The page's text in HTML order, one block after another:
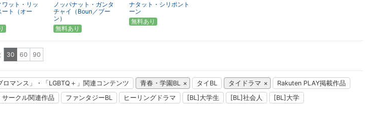
ワット・リッ
ート（オー
ノッパナット・ガンタ
チャイ（Boun／ブー
ン）
無料あり
ナタット・シリポント
ーン
無料あり
30 60 90
ロマンス」・「LGBTQ＋」関連コンテンツ 青春・学園BL タイBL タイドラマ
Rakuten PLAY掲載作品
ークル関連作品
ファンタジーBL ヒーリングドラマ [BL]大学生 [BL]社会人 [BL]大学